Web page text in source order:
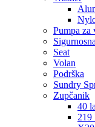
Pumpa za
Seat
Volan
Podrška
Sundry
Zupčanik
40
219